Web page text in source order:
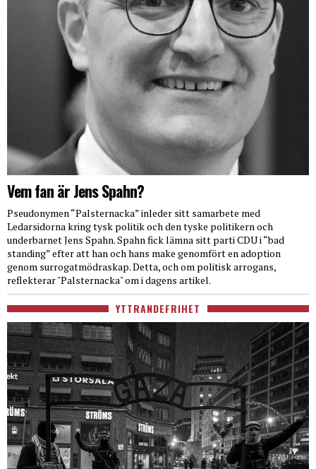
Vem fan är Jens Spahn?
Pseudonymen “Palsternacka” inleder sitt samarbete med
Ledarsidorna kring tysk politik och den tyske politikern och
underbarnet Jens Spahn. Spahn fick lämna sitt parti CDU i “bad
standing” efter att han och hans make genomfört en adoption
genom surrogatmödraskap. Detta, och om politisk arrogans,
reflekterar "Palsternacka" om i dagens artikel.
YTTRANDEFRIHET